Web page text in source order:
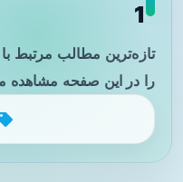
1
تازه‌ترین مطالب مرتبط
را در این صفحه مشاهده